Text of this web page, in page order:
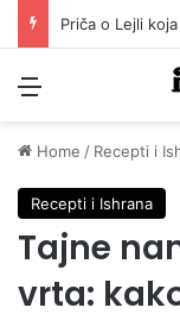
Menu
Home / Recepti i
Recepti i Ishrana
Tajne
vrta: